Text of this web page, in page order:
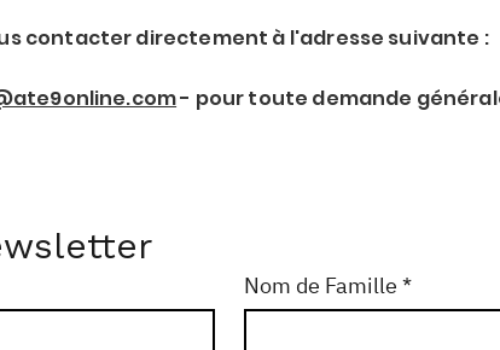
contacter directement à l'adresse suivante :
- pour toute demande
Nom de Famille *